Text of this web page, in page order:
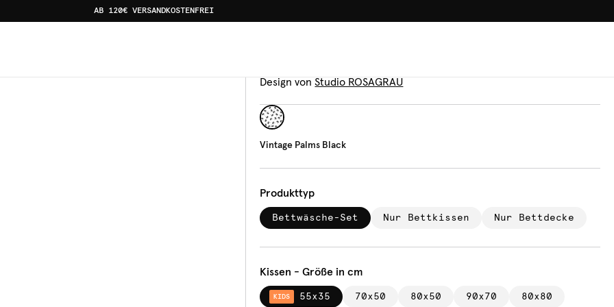
AB 120€ VERSANDKOSTENFREI
Bettwäsche
Design von Studio ROSAGRAU
Vintage Palms Black
Produkttyp
Bettwäsche-Set Nur Bettkissen Nur Bettdecke
Kissen - Größe in cm
KIDS 55x35 70x50 80x50 90x70 80x80